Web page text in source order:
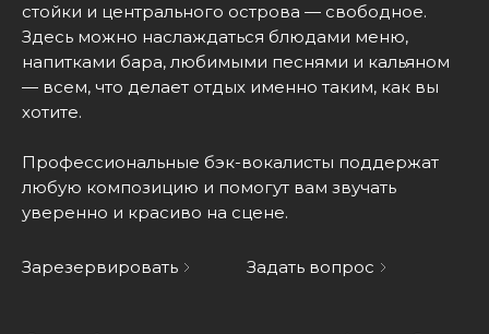
стойки и центрального острова — свободное.
Здесь можно наслаждаться блюдами меню,
напитками бара, любимыми песнями и кальяном
— всем, что делает отдых именно таким, как вы
хотите.
Профессиональные бэк-вокалисты поддержат
любую композицию и помогут вам звучать
уверенно и красиво на сцене.
Зарезервировать Задать вопрос